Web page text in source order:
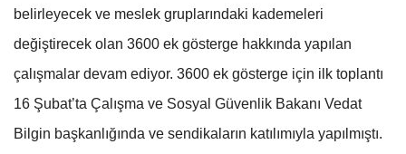
belirleyecek ve meslek gruplarındaki kademeleri
değiştirecek olan 3600 ek gösterge hakkında yapılan
çalışmalar devam ediyor. 3600 ek gösterge için ilk toplantı
16 Şubat’ta Çalışma ve Sosyal Güvenlik Bakanı Vedat
Bilgin başkanlığında ve sendikaların katılımıyla yapılmıştı.